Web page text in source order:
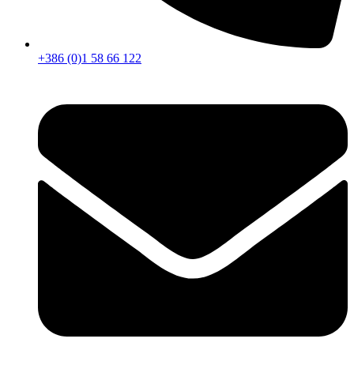
+386 (0)1 58 66 122